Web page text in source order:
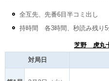
全互先、先番6目半コミ出し
持時間 各3時間、秒読み残り5
芝野 虎丸
対局日